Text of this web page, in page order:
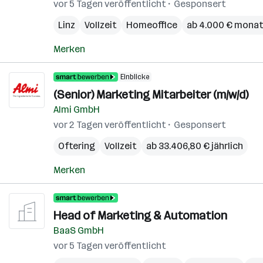
vor 5 Tagen veröffentlicht
Gesponsert
Linz
Vollzeit Homeoffice ab 4.000 €
Merken
Einblicke
(Senior) Marketing Mitarbeiter (m/w/d)
Almi GmbH
vor 2 Tagen veröffentlicht
Gesponsert
Oftering
Vollzeit ab 33.406,80 € jährlich
Merken
Head of Marketing & Automation
BaaS GmbH
vor 5 Tagen veröffentlicht